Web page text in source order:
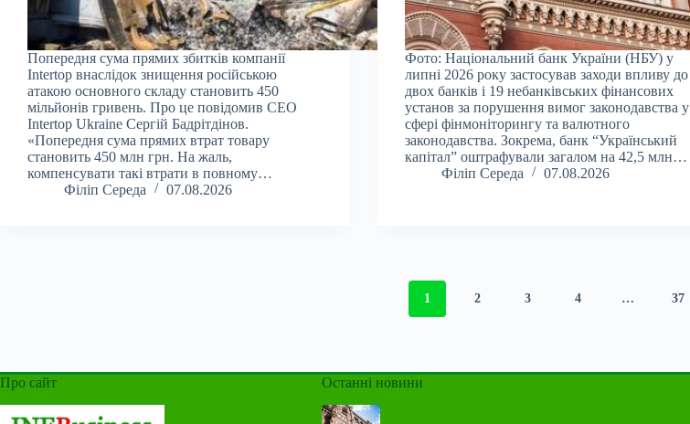
Попередня сума прямих збитків компанії
Intertop внаслідок знищення російською
атакою основного складу становить 450
мільйонів гривень. Про це повідомив CEO
Intertop Ukraine Сергій Бадрітдінов.
«Попередня сума прямих втрат товару
становить 450 млн грн. На жаль,
компенсувати такі втрати в повному…
Філіп Середа
07.08.2026
Фото: Національний банк України (НБУ) у
липні 2026 року застосував заходи впливу до
двох банків і 19 небанківських фінансових
установ за порушення вимог законодавства у
сфері фінмоніторингу та валютного
законодавства. Зокрема, банк “Український
капітал” оштрафували загалом на 42,5 млн…
Філіп Середа
07.08.2026
1 2 3 4 … 37
Про сайт Останні новини